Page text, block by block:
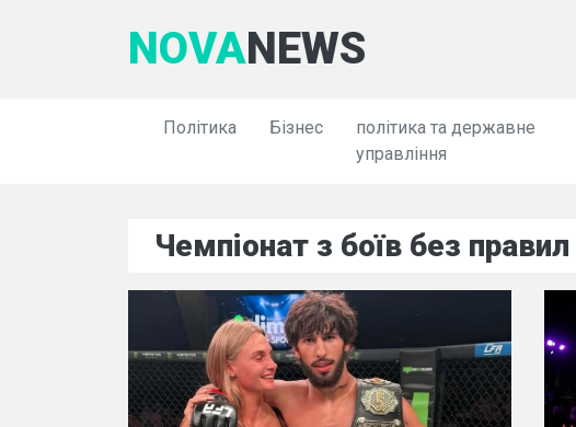
NOVANEWS
Політика Бізнес
політика та державне
управління
Чемпіонат з боїв без правил